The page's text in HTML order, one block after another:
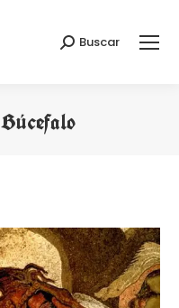
Search:
Buscar
Búcefalo